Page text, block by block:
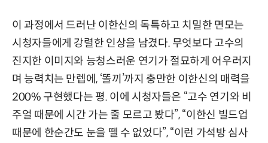
이 과정에서 드러난 이한신의 독특하고 치밀한 면모는
시청자들에게 강렬한 인상을 남겼다. 무엇보다 고수의
진지한 이미지와 능청스러운 연기가 절묘하게 어우러지
며 능력치는 만렙에, ‘똘끼’까지 충만한 이한신의 매력을
200% 구현했다는 평. 이에 시청자들은 “고수 연기와 비
주얼 때문에 시간 가는 줄 모르고 봤다”, “이한신 빌드업
때문에 한순간도 눈을 뗄 수 없었다”, “이런 가석방 심사